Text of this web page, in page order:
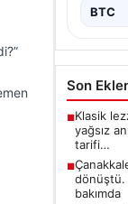
BTC
Son
■Klasik
yağsız
tarifi…
■
dönüştü.
bakımda